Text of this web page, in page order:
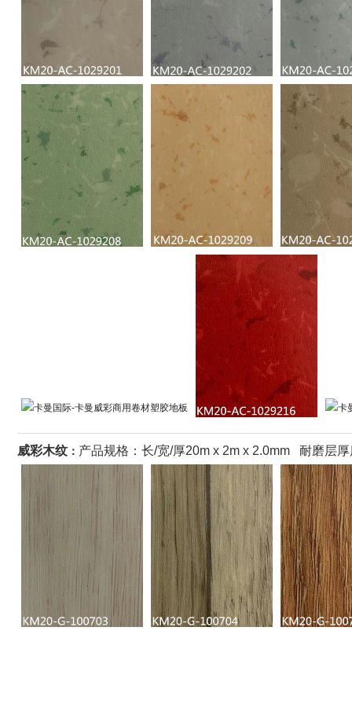
威彩木纹 ： 产品规格：长/宽/厚20m x 2m x 2.0mm 耐磨层